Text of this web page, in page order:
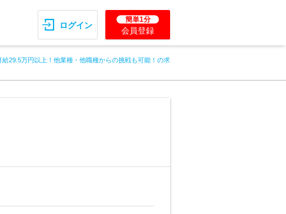
ログイン
簡単1分
会員登録
給29.5万円以上！他業種・他職種からの挑戦も可能！の求